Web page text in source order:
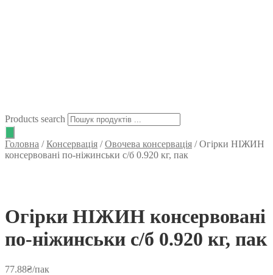
Products search
Головна /Консервація /Овочева консервація /Огірки НІЖИН
консервовані по-ніжинськи с/б 0.920 кг, пак
Огірки НІЖИН консервовані
по-ніжинськи с/б 0.920 кг, пак
77.88₴/пак